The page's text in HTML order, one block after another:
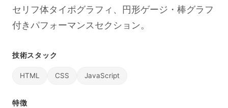
セリフ体タイポグラフィ、円形ゲージ・棒グラフ
付きパフォーマンスセクション。
技術スタック
HTML CSS JavaScript
特徴